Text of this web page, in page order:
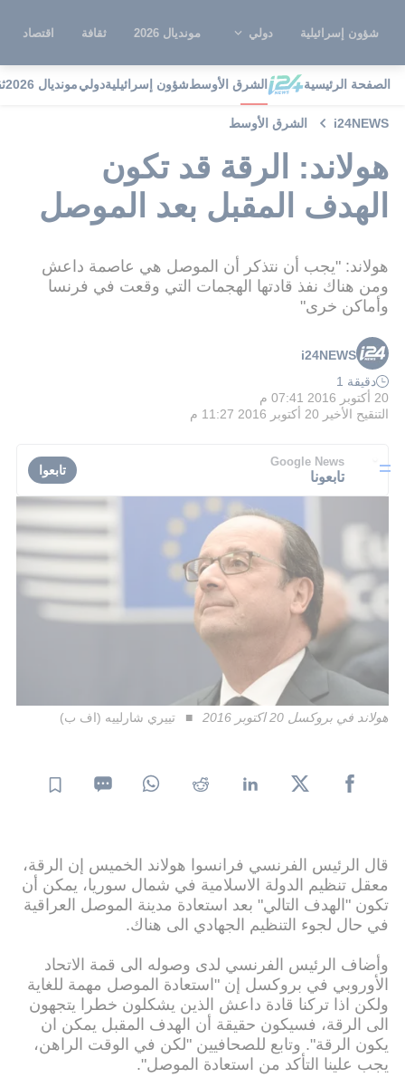
شؤون إسرائيلية دولي مونديال 2026 ثقافة اقتصاد
الصفحة الرئيسية الشرق الأوسطشؤون إسرائيليةدوليمونديال 2026
i24NEWS الشرق الأوسط
هولاند: الرقة قد تكون
الهدف المقبل بعد الموصل
هولاند: "يجب أن نتذكر أن الموصل هي عاصمة داعش
ومن هناك نفذ قادتها الهجمات التي وقعت في فرنسا
وأماكن خرى"
i24NEWS
دقيقة 1
20 أكتوبر 2016 07:41 م
التنقيح الأخير 20 أكتوبر 2016 11:27 م
Google News
تابعونا تابعوا
هولاند في بروكسل 20 اكتوبر 2016 تييري شارلييه (اف ب)
قال الرئيس الفرنسي فرانسوا هولاند الخميس إن الرقة،
معقل تنظيم الدولة الاسلامية في شمال سوريا، يمكن أن
تكون "الهدف التالي" بعد استعادة مدينة الموصل العراقية
في حال لجوء التنظيم الجهادي الى هناك.
وأضاف الرئيس الفرنسي لدى وصوله الى قمة الاتحاد
الأوروبي في بروكسل إن "استعادة الموصل مهمة للغاية
ولكن اذا تركنا قادة داعش الذين يشكلون خطرا يتجهون
الى الرقة، فسيكون حقيقة أن الهدف المقبل يمكن ان
يكون الرقة". وتابع للصحافيين "لكن في الوقت الراهن،
يجب علينا التأكد من استعادة الموصل".